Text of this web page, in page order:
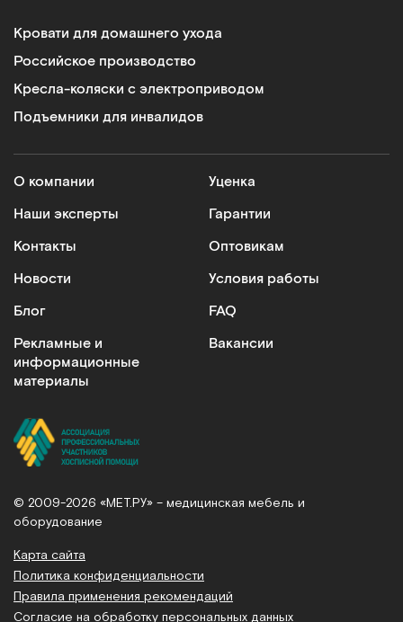
Кровати для домашнего ухода
Российское производство
Кресла-коляски с электроприводом
Подъемники для инвалидов
О компании
Наши эксперты
Контакты
Новости
Блог
Рекламные и
информационные
материалы
Уценка
Гарантии
Оптовикам
Условия работы
FAQ
Вакансии
© 2009-2026 «МЕТ.РУ» – медицинская мебель и
оборудование
Карта сайта
Политика конфиденциальности
Правила применения рекомендаций
Согласие на обработку персональных данных